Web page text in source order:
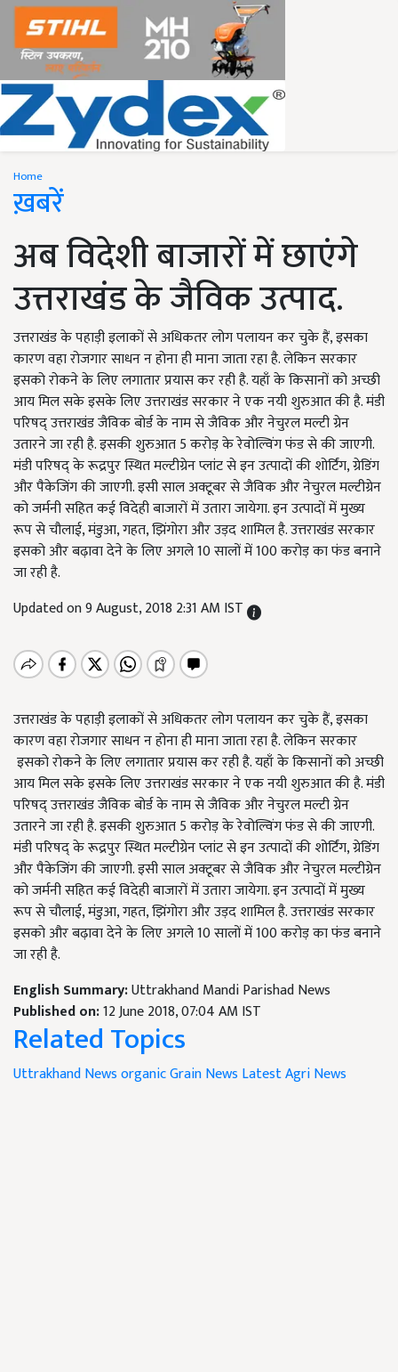
Home
ख़बरें
अब विदेशी बाजारों में छाएंगे
उत्तराखंड के जैविक उत्पाद.
उत्तराखंड के पहाड़ी इलाकों से अधिकतर लोग पलायन कर चुके हैं, इसका
कारण वहा रोजगार साधन न होना ही माना जाता रहा है. लेकिन सरकार
इसको रोकने के लिए लगातार प्रयास कर रही है. यहाँ के किसानों को अच्छी
आय मिल सके इसके लिए उत्तराखंड सरकार ने एक नयी शुरुआत की है. मंडी
परिषद् उत्तराखंड जैविक बोर्ड के नाम से जैविक और नेचुरल मल्टी ग्रेन
उतारने जा रही है. इसकी शुरुआत 5 करोड़ के रेवोल्विंग फंड से की जाएगी.
मंडी परिषद् के रूद्रपुर स्थित मल्टीग्रेन प्लांट से इन उत्पादों की शोर्टिंग, ग्रेडिंग
और पैकेजिंग की जाएगी. इसी साल अक्टूबर से जैविक और नेचुरल मल्टीग्रेन
को जर्मनी सहित कई विदेही बाजारों में उतारा जायेगा. इन उत्पादों में मुख्य
रूप से चौलाई, मंडुआ, गहत, झिंगोरा और उड़द शामिल है. उत्तराखंड सरकार
इसको और बढ़ावा देने के लिए अगले 10 सालों में 100 करोड़ का फंड बनाने
जा रही है.
Updated on 9 August, 2018 2:31 AM IST
उत्तराखंड के पहाड़ी इलाकों से अधिकतर लोग पलायन कर चुके हैं, इसका
कारण वहा रोजगार साधन न होना ही माना जाता रहा है. लेकिन सरकार
इसको रोकने के लिए लगातार प्रयास कर रही है. यहाँ के किसानों को अच्छी
आय मिल सके इसके लिए उत्तराखंड सरकार ने एक नयी शुरुआत की है. मंडी
परिषद् उत्तराखंड जैविक बोर्ड के नाम से जैविक और नेचुरल मल्टी ग्रेन
उतारने जा रही है. इसकी शुरुआत 5 करोड़ के रेवोल्विंग फंड से की जाएगी.
मंडी परिषद् के रूद्रपुर स्थित मल्टीग्रेन प्लांट से इन उत्पादों की शोर्टिंग, ग्रेडिंग
और पैकेजिंग की जाएगी. इसी साल अक्टूबर से जैविक और नेचुरल मल्टीग्रेन
को जर्मनी सहित कई विदेही बाजारों में उतारा जायेगा. इन उत्पादों में मुख्य
रूप से चौलाई, मंडुआ, गहत, झिंगोरा और उड़द शामिल है. उत्तराखंड सरकार
इसको और बढ़ावा देने के लिए अगले 10 सालों में 100 करोड़ का फंड बनाने
जा रही है.
English Summary:Uttrakhand Mandi Parishad News
Published on:12 June 2018, 07:04 AM IST
Related Topics
Uttrakhand Newsorganic Grain News Latest Agri News